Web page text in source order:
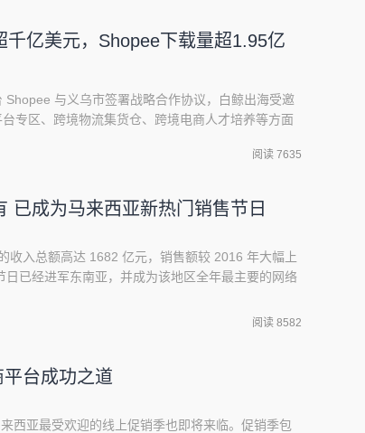
亿美元，Shopee下载量超1.95亿
与义乌市签署战略合作协议，白鲸出海受邀
专区、跨境物流集货仓、跨境电商人才培养等方面
举行，Shopee 跨境业务总经理刘江宏、义乌人大
阅读 7635
已成为马来西亚新热门销售节日
收入总额高达 1682 亿元，销售额较 2016 年大幅上
已经进军东南亚，并成为该地区全年最主要的网络
土消费者的极大兴趣。通过分析马来西亚消费者在
阅读 8582
台成功之道
西亚最受欢迎的线上促销季也即将来临。促销季包